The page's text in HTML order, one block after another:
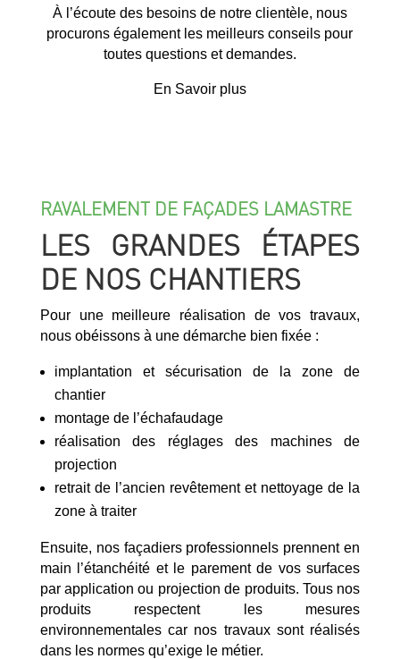
À l’écoute des besoins de notre clientèle, nous
procurons également les meilleurs conseils pour
toutes questions et demandes.
En Savoir plus
RAVALEMENT DE FAÇADES LAMASTRE
LES GRANDES ÉTAPES
DE NOS CHANTIERS
Pour une meilleure réalisation de vos travaux,
nous obéissons à une démarche bien fixée :
implantation et sécurisation de la zone de
chantier
montage de l’échafaudage
réalisation des réglages des machines de
projection
retrait de l’ancien revêtement et nettoyage de la
zone à traiter
Ensuite, nos façadiers professionnels prennent en
main l’étanchéité et le parement de vos surfaces
par application ou projection de produits. Tous nos
produits respectent les mesures
environnementales car nos travaux sont réalisés
dans les normes qu’exige le métier.